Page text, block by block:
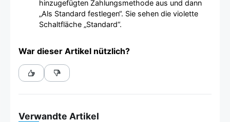
hinzugefügten Zahlungsmethode aus und dann
„Als Standard festlegen“. Sie sehen die violette
Schaltfläche „Standard“.
War dieser Artikel nützlich?
Verwandte Artikel